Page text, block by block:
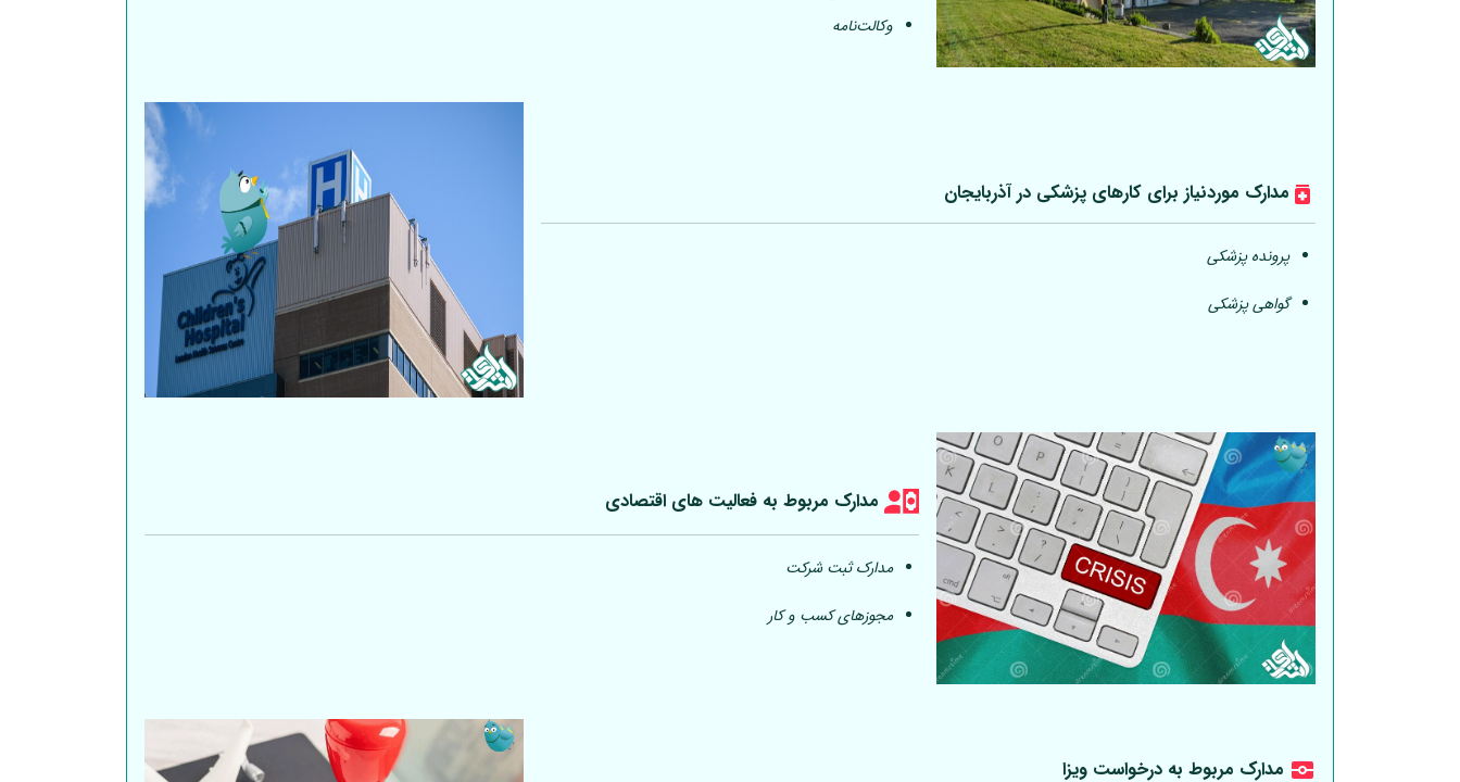
وکالت‌نامه
مدارک موردنیاز برای کارهای پزشکی در آذربایجان
پرونده پزشکی
گواهی پزشکی
مدارک مربوط به فعالیت های اقتصادی
مدارک ثبت شرکت
مجوزهای کسب و کار
مدارک مربوط به درخواست ویزا